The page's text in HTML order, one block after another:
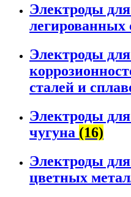
Электроды
легированных
Электроды
сталей и
Электроды
чугуна (16)
Электроды
цветных